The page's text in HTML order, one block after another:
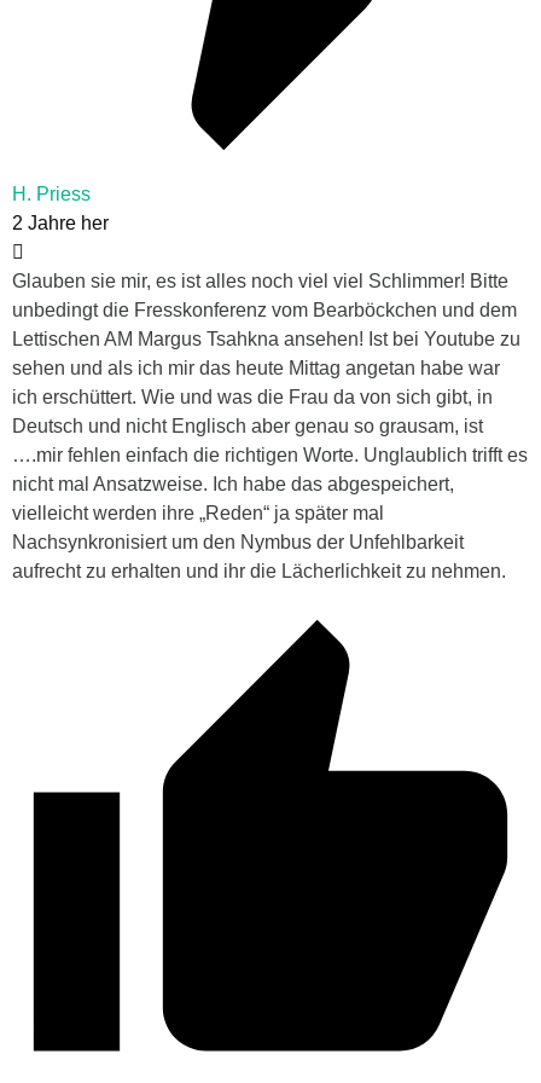
H. Priess
2 Jahre her
Glauben sie mir, es ist alles noch viel viel Schlimmer! Bitte
unbedingt die Fresskonferenz vom Bearböckchen und dem
Lettischen AM Margus Tsahkna ansehen! Ist bei Youtube zu
sehen und als ich mir das heute Mittag angetan habe war
ich erschüttert. Wie und was die Frau da von sich gibt, in
Deutsch und nicht Englisch aber genau so grausam, ist
….mir fehlen einfach die richtigen Worte. Unglaublich trifft es
nicht mal Ansatzweise. Ich habe das abgespeichert,
vielleicht werden ihre „Reden“ ja später mal
Nachsynkronisiert um den Nymbus der Unfehlbarkeit
aufrecht zu erhalten und ihr die Lächerlichkeit zu nehmen.